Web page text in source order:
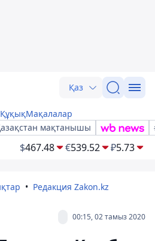
Қаз
ҚұқықМақалалар
мақтанышы
$467.48 €539.52 ₽5.73
Редакция Zakon.kz
00:15, 02 тамыз 2020